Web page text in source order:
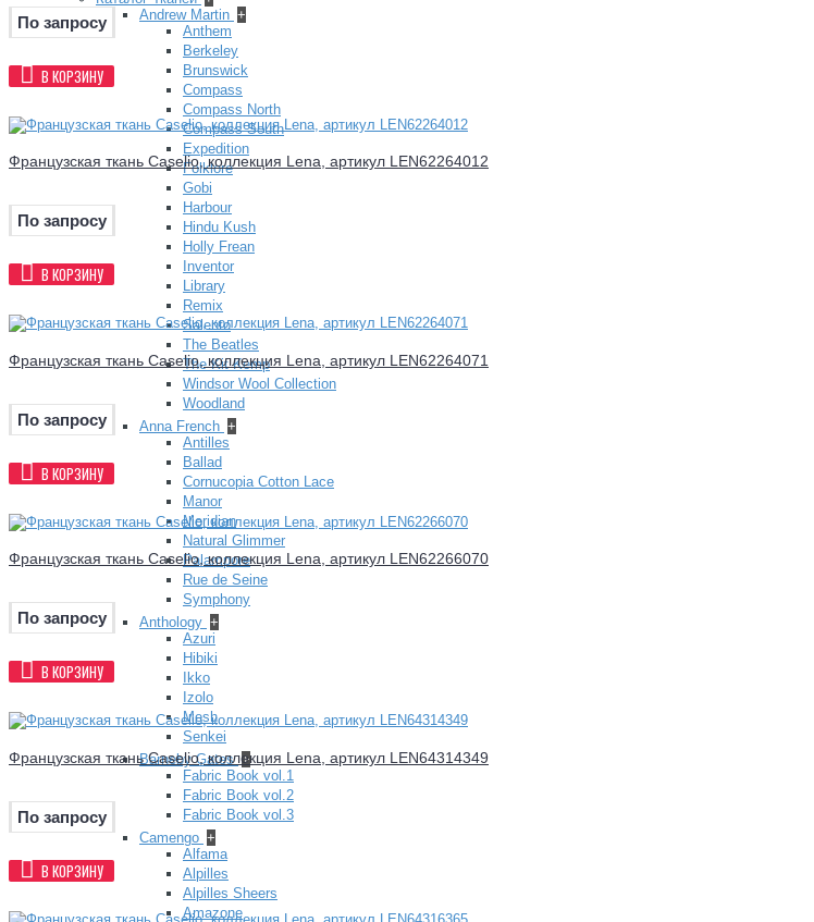
Andrew Martin +
Anthem
Berkeley
Brunswick
Compass
Compass North
Compass South
Expedition
Folklore
Gobi
Harbour
Hindu Kush
Holly Frean
Inventor
Library
Remix
Salento
The Beatles
The Kit Kemp
Windsor Wool Collection
Woodland
Anna French +
Antilles
Ballad
Cornucopia Cotton Lace
Manor
Meridian
Natural Glimmer
Palampore
Rue de Seine
Symphony
Anthology +
Azuri
Hibiki
Ikko
Izolo
Mesh
Senkei
Barneby Gates +
Fabric Book vol.1
Fabric Book vol.2
Fabric Book vol.3
Camengo +
Alfama
Alpilles
Alpilles Sheers
Amazone
По запросу
В КОРЗИНУ
Французская ткань Caselio, коллекция Lena, артикул LEN62264012
По запросу
В КОРЗИНУ
Французская ткань Caselio, коллекция Lena, артикул LEN62264071
По запросу
В КОРЗИНУ
Французская ткань Caselio, коллекция Lena, артикул LEN62266070
По запросу
В КОРЗИНУ
Французская ткань Caselio, коллекция Lena, артикул LEN64314349
По запросу
В КОРЗИНУ